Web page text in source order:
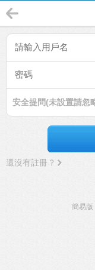
安全提問(未設置請忽
還沒有註冊？
簡易版